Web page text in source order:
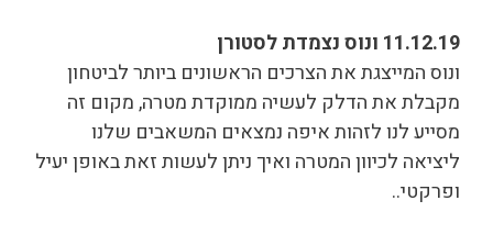
11.12.19 ונוס נצמדת לסטורן
ונוס המייצגת את הצרכים הראשונים ביותר לביטחון
מקבלת את הדלק לעשיה ממוקדת מטרה, מקום זה
מסייע לנו לזהות איפה נמצאים המשאבים שלנו
ליציאה לכיוון המטרה ואיך ניתן לעשות זאת באופן יעיל
ופרקטי..